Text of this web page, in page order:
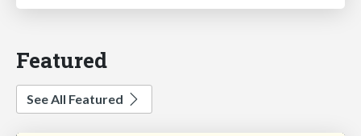
Featured
See All Featured